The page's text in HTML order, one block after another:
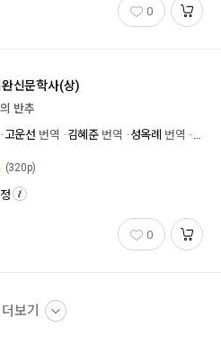
0
신문학사(상)
반추
고운선 번역 김혜준 번역 성옥례 번역 이현
(320p)
0
보기